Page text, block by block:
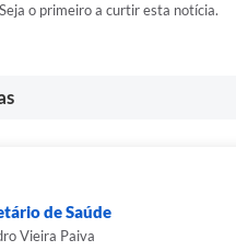
Seja o primeiro a curtir esta notícia.
de Saúde
Vieira Paiva